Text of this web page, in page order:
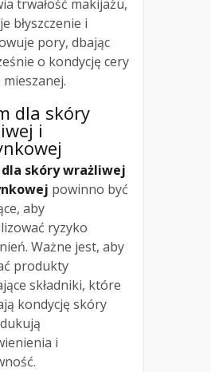
trwałość makijażu,
błyszczenie i
pory, dbając
o kondycję cery
mieszanej.
dla skóry
i
dla skóry wrażliwej
powinno być
aby
ryzyko
Ważne jest, aby
produkty
składniki, które
kondycję skóry
i